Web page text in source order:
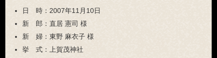
日 時： 2007年11月10日
新 郎：直居 憲司 様
新 婦：東野 麻衣子 様
挙 式：
上賀茂神社